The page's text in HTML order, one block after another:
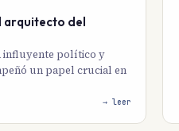
arquitecto del
influyente político y
un papel crucial en
→ leer